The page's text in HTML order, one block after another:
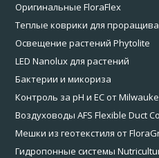
Оригинальные FloraFlex
Теплые коврики для
Освещение растений Phytolite
LED Nanolux для растений
Бактерии и микориза
Контроль за pH и EC от
Воздуховоды AFS Flexible Duct Co
Мешки из геотекстиля от
Гидропонные системы